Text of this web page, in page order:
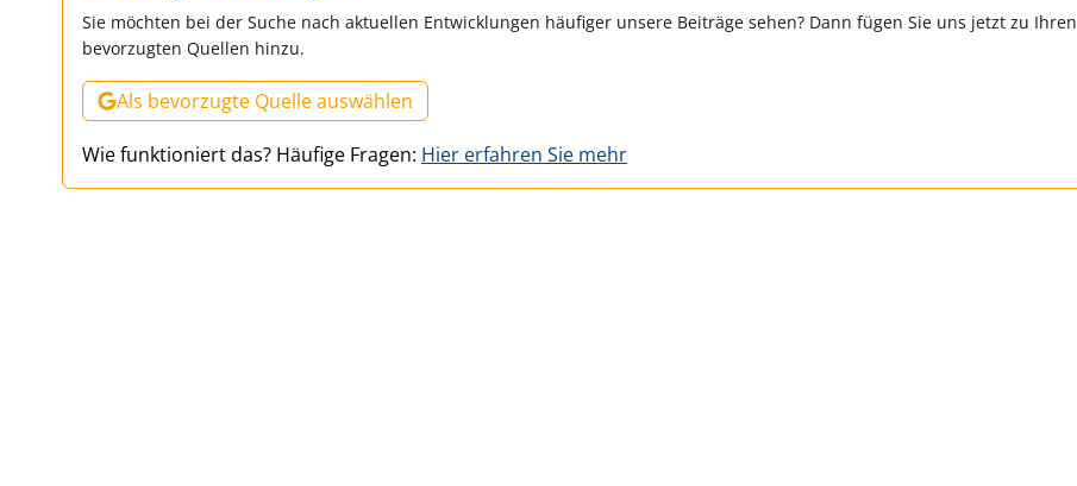
Sie möchten bei der Suche nach aktuellen Entwicklungen häufiger unsere Beiträge sehen? Dann fügen Sie uns jetzt zu Ihren
bevorzugten Quellen hinzu.
Als bevorzugte Quelle auswählen
Wie funktioniert das? Häufige Fragen: Hier erfahren Sie mehr